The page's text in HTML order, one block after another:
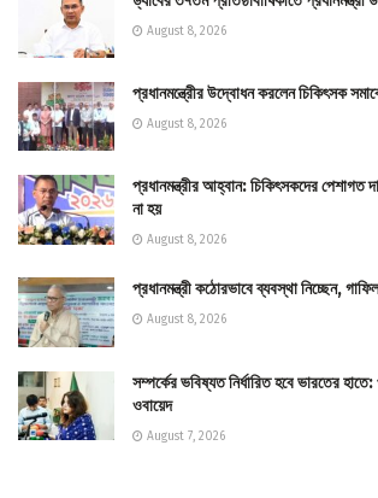
August 8, 2026
প্রধানমন্ত্রীের উদ্বোধন করলেন চিকিৎসক
August 8, 2026
প্রধানমন্ত্রীর আহ্বান: চিকিৎসকদের পেশাগত
না হয়
August 8, 2026
প্রধানমন্ত্রী কঠোরভাবে ব্যবস্থা নিচ্ছেন,
August 8, 2026
সম্পর্কের ভবিষ্যত নির্ধারিত হবে ভারতের হাতে:
ওবায়েদ
August 7, 2026